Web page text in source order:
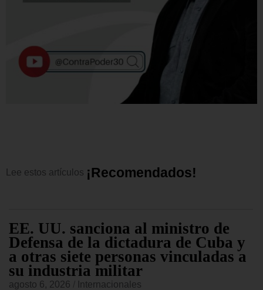
Lee estos artículos ¡Recomendados!
EE. UU. sanciona al ministro de
Defensa de la dictadura de Cuba y
a otras siete personas vinculadas a
su industria militar
agosto 6, 2026 Internacionales